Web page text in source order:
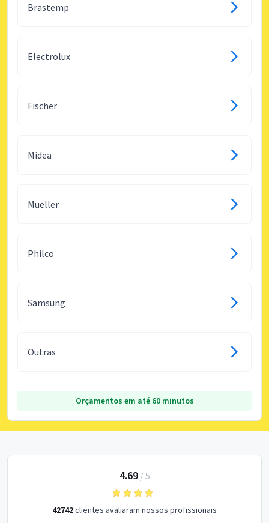
Brastemp
Electrolux
Fischer
Midea
Mueller
Philco
Samsung
Outras
Orçamentos em até 60 minutos
4.69/ 5
42742clientes avaliaram nossos profissionais